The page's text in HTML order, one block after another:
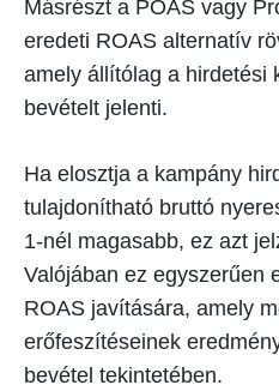
Másrészt a POAS vagy
eredeti ROAS alternatív
amely állítólag a hirdetési
bevételt jelenti.
Ha elosztja a kampány
tulajdonítható bruttó
1-nél magasabb, ez azt
Valójában ez egyszerűen
ROAS javítására, amely
erőfeszítéseinek
bevétel tekintetében.